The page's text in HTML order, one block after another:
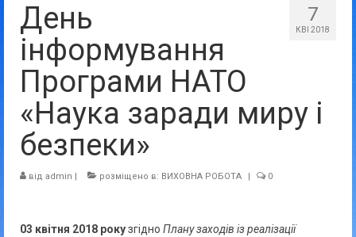
Дошка оголошень
Батькам та учням
Прозорість та відкритість
7
КВІ 2018
День
інформування
Програми НАТО
«Наука заради миру і
безпеки»
від admin | розміщено в: ВИХОВНА РОБОТА | 0
03 квітня 2018 рокузгідно Плану заходів із реалізації